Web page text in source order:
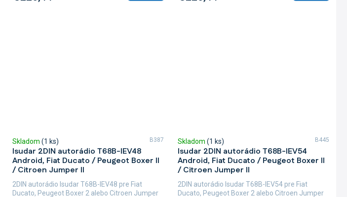
Isudar 2DIN autorádio T68B-IEV48
Android, Fiat Ducato / Peugeot Boxer II
/ Citroen Jumper II
Skladom (1 ks)
2DIN autorádio Isudar T68B-IEV48 pre Fiat
Ducato, Peugeot Boxer 2 alebo Citroen Jumper
B387
Isudar 2DIN autorádio T68B-IEV54
Android, Fiat Ducato / Peugeot Boxer II
/ Citroen Jumper II
Skladom (1 ks)
2DIN autorádio Isudar T68B-IEV54 pre Fiat
Ducato, Peugeot Boxer 2 alebo Citroen Jumper
B445